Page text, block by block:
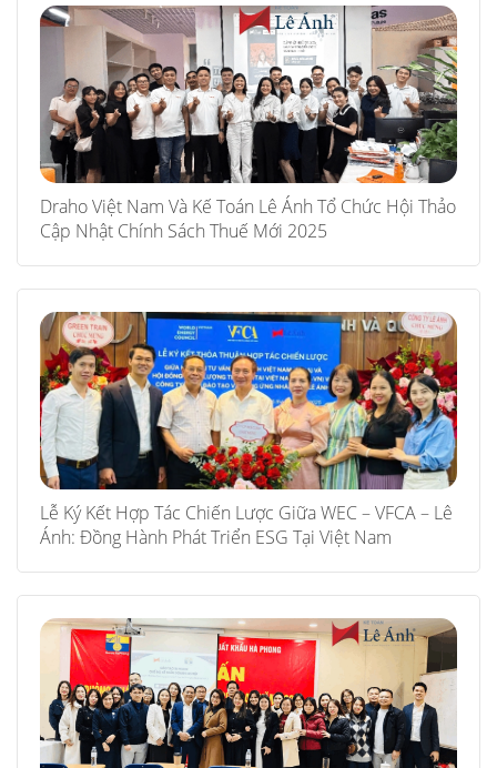
Draho Việt Nam Và Kế Toán Lê Ánh Tổ Chức Hội Thảo
Cập Nhật Chính Sách Thuế Mới 2025
Lễ Ký Kết Hợp Tác Chiến Lược Giữa WEC – VFCA – Lê
Ánh: Đồng Hành Phát Triển ESG Tại Việt Nam